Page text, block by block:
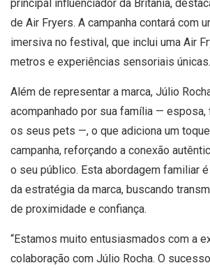
principal influenciador da Britânia,
de Air Fryers. A campanha contará com
imersiva no festival, que inclui uma Air
metros e experiências sensoriais únicas.
Além de representar a marca, Júlio
acompanhado por sua família — esposa,
os seus pets —, o que adiciona um
campanha, reforçando a conexão
o seu público. Esta abordagem familiar
da estratégia da marca, buscando
de proximidade e confiança.
“Estamos muito entusiasmados com a
colaboração com Júlio Rocha. O